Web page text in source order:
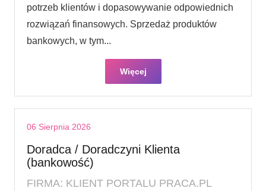
potrzeb klientów i dopasowywanie odpowiednich
rozwiązań finansowych. Sprzedaż produktów
bankowych, w tym...
Więcej
06 Sierpnia 2026
Doradca / Doradczyni Klienta
(bankowość)
FIRMA: KLIENT PORTALU PRACA.PL